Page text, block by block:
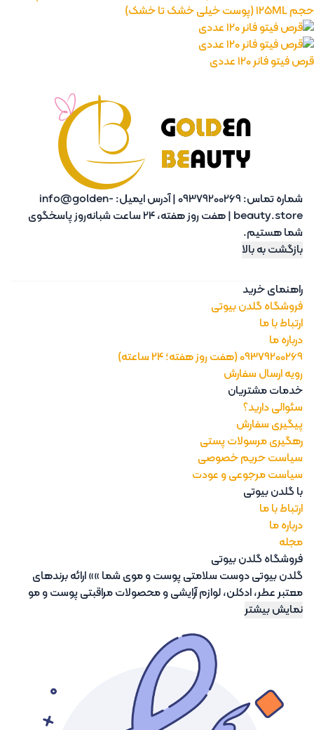
حجم 125ML (پوست خیلی خشک تا خشک)
قرص فیتو فانر 120 عددی
شماره تماس: 09379200269
|آدرس ایمیل: info@golden-
beauty.store
|
هفت روز هفته، 24 ساعت شبانه‌روز پاسخگوی
شما هستیم.
بازگشت به بالا
راهنمای خرید
فروشگاه گلدن بیوتی
ارتباط با ما
درباره ما
09379200269 (هفت روز هفته؛ 24 ساعته)
رویه ارسال سفارش
خدمات مشتریان
سئوالی دارید؟
پیگیری سفارش
رهگیری مرسولات پستی
سیاست حریم خصوصی
سیاست مرجوعی و عودت
با گلدن بیوتی
ارتباط با ما
درباره ما
مجله
فروشگاه گلدن بیوتی
گلدن بیوتی دوست سلامتی پوست و موی شما »» ارائه برندهای
معتبر عطر، ادکلن، لوازم آرایشی و محصولات مراقبتی پوست و مو
نمایش بیشتر